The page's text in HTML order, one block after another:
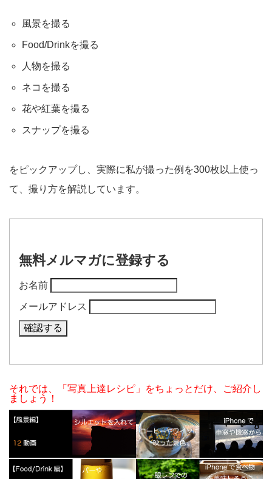
風景を撮る
Food/Drinkを撮る
人物を撮る
ネコを撮る
花や紅葉を撮る
スナップを撮る
をピックアップし、実際に私が撮った例を300枚以上使っ
て、撮り方を解説しています。
無料メルマガに登録する
お名前
メールアドレス
それでは、「写真上達レシピ」をちょっとだけ、ご紹介し
ましょう！